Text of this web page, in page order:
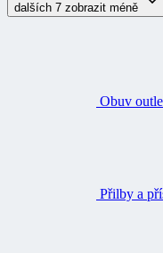
dalších 7 zobrazit méně
Obuv
Přilby a